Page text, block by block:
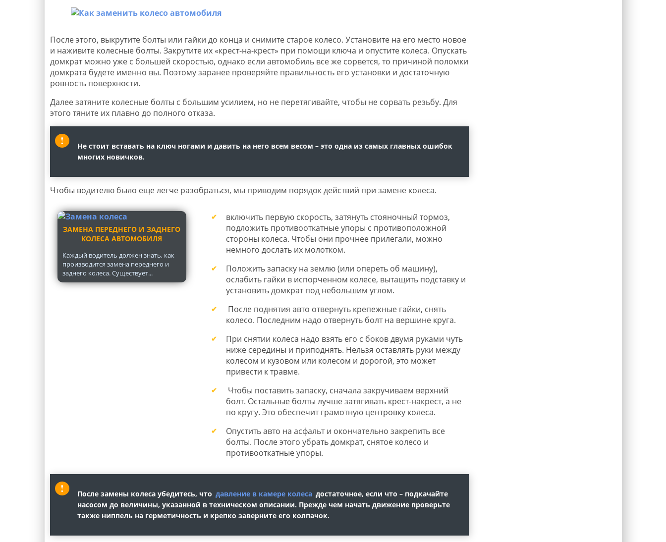
После этого, выкрутите болты или гайки до конца и снимите старое колесо. Установите на его место новое
и наживите колесные болты. Закрутите их «крест-на-крест» при помощи ключа и опустите колеса. Опускать
домкрат можно уже с большей скоростью, однако если автомобиль все же сорвется, то причиной поломки
домкрата будете именно вы. Поэтому заранее проверяйте правильность его установки и достаточную
ровность поверхности.
Далее затяните колесные болты с большим усилием, но не перетягивайте, чтобы не сорвать резьбу. Для
этого тяните их плавно до полного отказа.
Не стоит вставать на ключ ногами и давить на него всем весом – это одна из самых главных ошибок
многих новичков.
Чтобы водителю было еще легче разобраться, мы приводим порядок действий при замене колеса.
ЗАМЕНА ПЕРЕДНЕГО И ЗАДНЕГО
КОЛЕСА АВТОМОБИЛЯ
Каждый водитель должен знать, как
производится замена переднего и
заднего колеса. Существует...
включить первую скорость, затянуть стояночный тормоз,
подложить противооткатные упоры с противоположной
стороны колеса. Чтобы они прочнее прилегали, можно
немного дослать их молотком.
Положить запаску на землю (или опереть об машину),
ослабить гайки в испорченном колесе, вытащить подставку и
установить домкрат под небольшим углом.
После поднятия авто отвернуть крепежные гайки, снять
колесо. Последним надо отвернуть болт на вершине круга.
При снятии колеса надо взять его с боков двумя руками чуть
ниже середины и приподнять. Нельзя оставлять руки между
колесом и кузовом или колесом и дорогой, это может
привести к травме.
Чтобы поставить запаску, сначала закручиваем верхний
болт. Остальные болты лучше затягивать крест-накрест, а не
по кругу. Это обеспечит грамотную центровку колеса.
Опустить авто на асфальт и окончательно закрепить все
болты. После этого убрать домкрат, снятое колесо и
противооткатные упоры.
После замены колеса убедитесь, что давление в камере колеса достаточное, если что – подкачайте
насосом до величины, указанной в техническом описании. Прежде чем начать движение проверьте
также ниппель на герметичность и крепко заверните его колпачок.